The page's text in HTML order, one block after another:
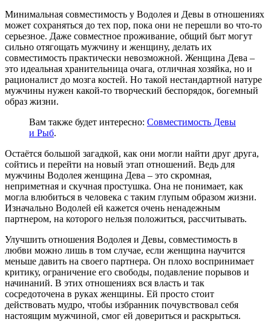
Минимальная совместимость у Водолея и Девы в отношениях
может сохраняться до тех пор, пока они не перешли во что-то
серьезное. Даже совместное проживание, общий быт могут
сильно отягощать мужчину и женщину, делать их
совместимость практически невозможной. Женщина Дева –
это идеальная хранительница очага, отличная хозяйка, но и
рационалист до мозга костей. Но такой нестандартной натуре
мужчины нужен какой-то творческий беспорядок, богемный
образ жизни.
Вам также будет интересно: Совместимость Девы
и Рыб.
Остаётся большой загадкой, как они могли найти друг друга,
сойтись и перейти на новый этап отношений. Ведь для
мужчины Водолея женщина Дева – это скромная,
неприметная и скучная простушка. Она не понимает, как
могла влюбиться в человека с таким глупым образом жизни.
Изначально Водолей ей кажется очень ненадежным
партнером, на которого нельзя положиться, рассчитывать.
Улучшить отношения Водолея и Девы, совместимость в
любви можно лишь в том случае, если женщина научится
меньше давить на своего партнера. Он плохо воспринимает
критику, ограничение его свободы, подавление порывов и
начинаний. В этих отношениях вся власть и так
сосредоточена в руках женщины. Ей просто стоит
действовать мудро, чтобы избранник почувствовал себя
настоящим мужчиной, смог ей довериться и раскрыться.